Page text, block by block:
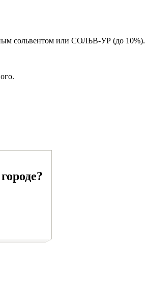
сольвентом или СОЛЬВ-УР (до 10%).